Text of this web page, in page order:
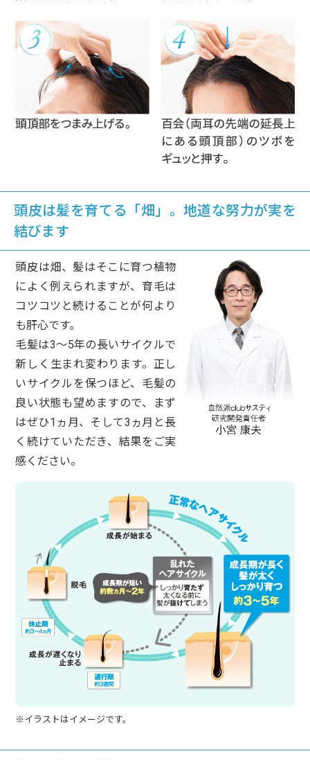
頭皮は髪を育てる「畑」。地道な努力が実を
結びます
頭皮は畑、髪はそこに育つ植物
によく例えられますが、育毛は
コツコツと続けることが何より
も肝心です。
毛髪は3～5年の長いサイクルで
新しく生まれ変わります。正し
いサイクルを保つほど、毛髪の
良い状態も望めますので、まず
はぜひ1ヵ月、そして3ヵ月と長
く続けていただき、結果をご実
感ください。
※イラストはイメージです。